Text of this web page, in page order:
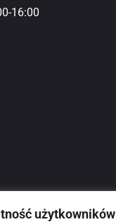
użytkowników
16:00